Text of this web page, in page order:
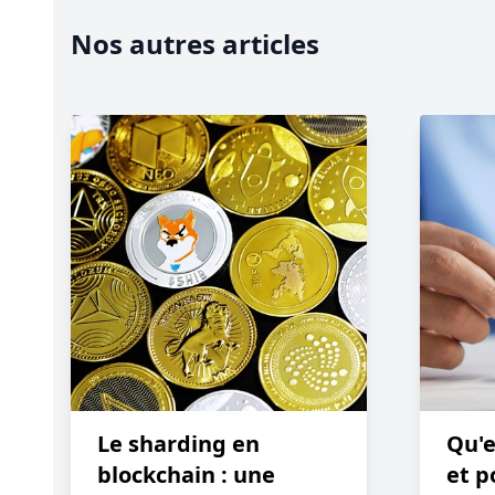
Nos autres articles
Le sharding en
blockchain : une
et